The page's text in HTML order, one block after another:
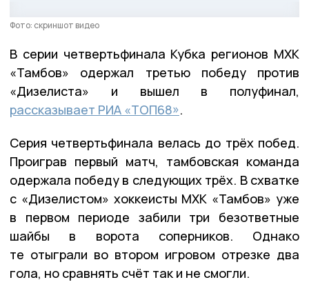
Фото: скриншот видео
В серии четвертьфинала Кубка регионов МХК
«Тамбов» одержал третью победу против
«Дизелиста» и вышел в полуфинал,
рассказывает РИА «ТОП68».
Серия четвертьфинала велась до трёх побед.
Проиграв первый матч, тамбовская команда
одержала победу в следующих трёх. В схватке
с «Дизелистом» хоккеисты МХК «Тамбов» уже
в первом периоде забили три безответные
шайбы в ворота соперников. Однако
те отыграли во втором игровом отрезке два
гола, но сравнять счёт так и не смогли.